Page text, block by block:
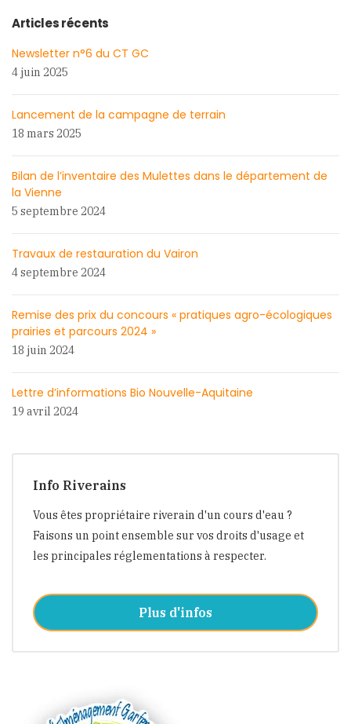
Articles récents
Newsletter n°6 du CT GC
4 juin 2025
Lancement de la campagne de terrain
18 mars 2025
Bilan de l’inventaire des Mulettes dans le département de
la Vienne
5 septembre 2024
Travaux de restauration du Vairon
4 septembre 2024
Remise des prix du concours « pratiques agro-écologiques
prairies et parcours 2024 »
18 juin 2024
Lettre d’informations Bio Nouvelle-Aquitaine
19 avril 2024
Info Riverains
Vous êtes propriétaire riverain d'un cours d'eau ?
Faisons un point ensemble sur vos droits d'usage et
les principales réglementations à respecter.
Plus d'infos